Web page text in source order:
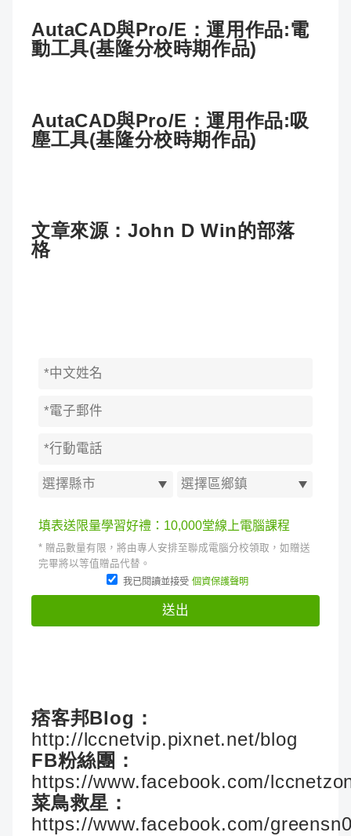
AutaCAD與Pro/E：運用作品:電
動工具(基隆分校時期作品)
AutaCAD與Pro/E：運用作品:吸
塵工具(基隆分校時期作品)
文章來源： John D Win的部落
格
痞客邦Blog：
http://lccnetvip.pixnet.net/blog
FB粉絲團：
https://www.facebook.com/
菜鳥救星：
https://www.facebook.com/